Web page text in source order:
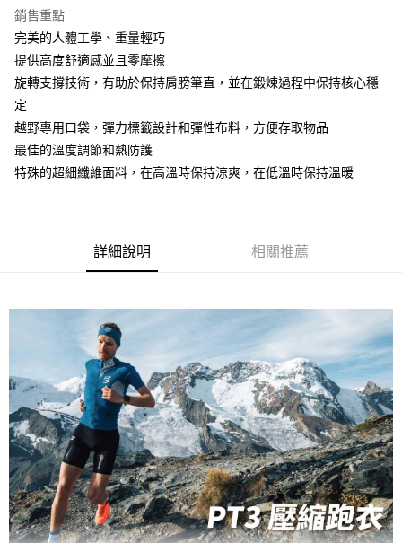
元大商業銀行
台新國際商業銀行
台灣樂天信用卡公司
聯邦商業銀行
元大商業銀行
玉山商業銀行
台灣樂天信用卡公司
匯豐（台灣）商業銀行
聯邦商業銀行
元大商業銀行
玉山商業銀行
星展（台灣）商業銀行
悠遊付
Google Pay
AFTEE先享後付
相關說明
【關於「AFTEE先享後付」】
AFTEE先享後付是「在收到商品之後才付款」的支付方式。 讓您購物簡單
便利好安心！
【「AFTEE先享後付」結帳流程】
１．於結帳方式選擇「AFTEE先享後付」後，將跳轉至「AFTEE先享後付」
ATM／網路銀行／等多元方式進行付款，方視為交易完成。
※ 請注意：結帳手續完成當下不需立刻繳費，但若您需要取消訂單，請聯絡
購買商品的店家。未經商家同意取消之訂單仍視為有效，需透過AFTEE先享
後付繳納相關費用。
※ 交易是否成功請以「AFTEE先享後付 」之結帳頁面顯示為準，若有關於
是否繳費成功／繳費後需取消欲退款等相關疑問，請聯繫「AFTEE先享後付
客戶支援中心」https://netprotections.freshdesk.com/support/home
【注意事項】
１．透過由恩沛科技股份有限公司提供之「AFTEE先享後付」服務完成之交
易，需依本服務之必要範圍內提供個人資料，並將交易相關給付款項請求債
權轉讓予恩沛科技股份有限公司。
２．關於個人資料處理事宜，請瀏覽以下網址：
ATM付款
每筆NT$80，滿NT$1,998(含以上)免運費
每筆NT$80，滿NT$2,000(含以上)免運費
付款後7-11取貨
每筆NT$80，滿NT$2,000(含以上)免運費
宅配
每筆NT$100，滿NT$2,000(含以上)免運費
付款後門市自取
免運費
海外專區 查看運費
銷售重點
完美的人體工學、重量輕巧
提供高度舒適感並且零摩擦
旋轉支撐技術，有助於保持肩膀筆直，並在鍛煉過程中保持核心穩
定
越野專用口袋，彈力標籤設計和彈性布料，方便存取物品
最佳的溫度調節和熱防護
特殊的超細纖維面料，在高溫時保持涼爽，在低溫時保持溫暖
詳細說明 相關推薦